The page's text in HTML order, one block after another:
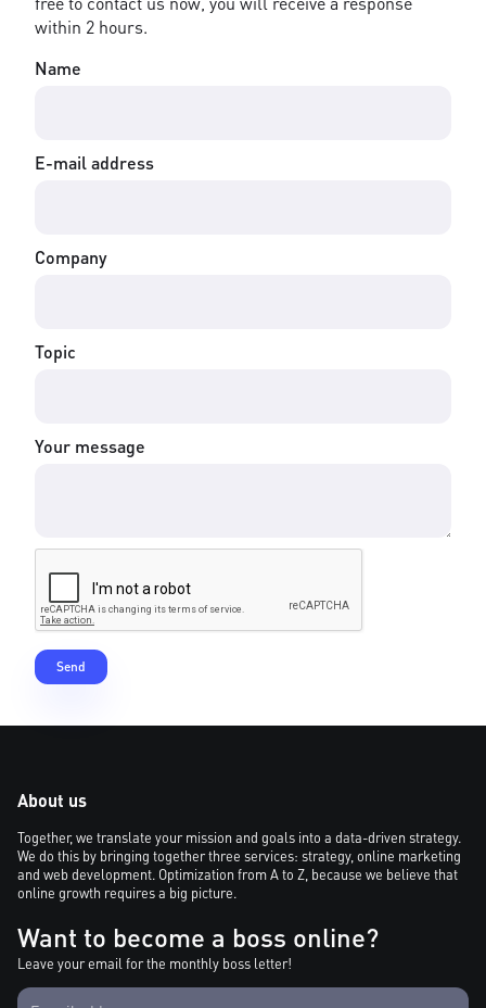
within 2 hours.
Name
E-mail address
Company
Topic
Your message
About us
Together, we translate your mission and goals into a data-driven strategy.
We do this by bringing together three services: strategy, online marketing
and web development. Optimization from A to Z, because we believe that
online growth requires a big picture.
Want to become a boss online?
Leave your email for the monthly boss letter!